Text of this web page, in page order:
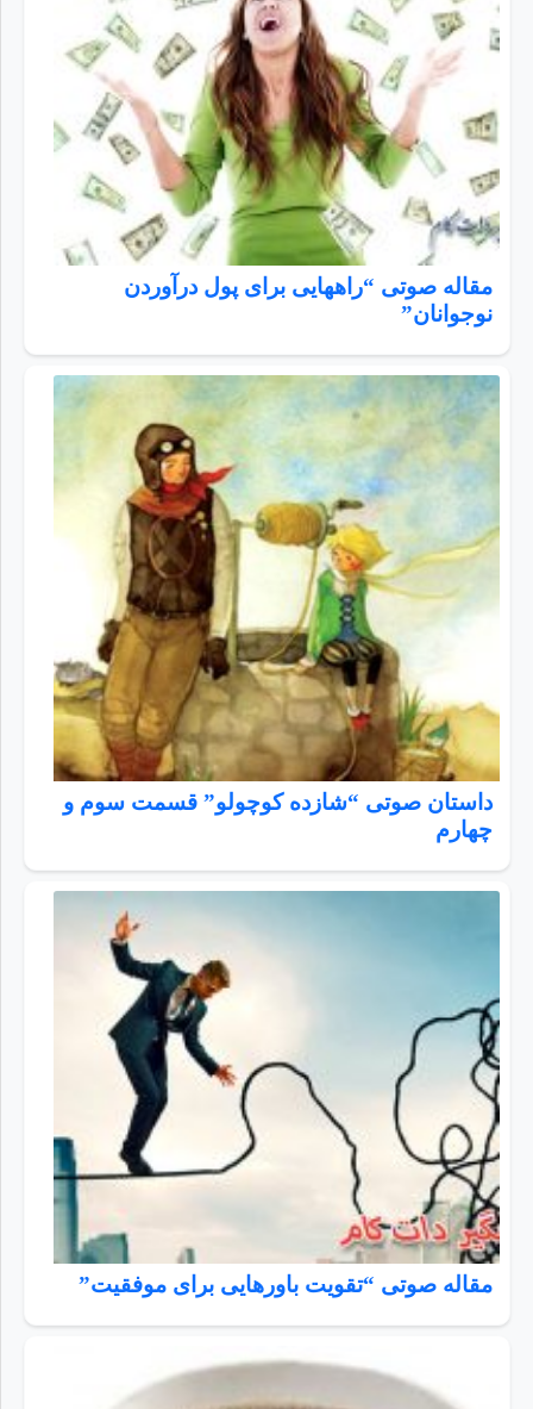
مقاله صوتی “راههایی برای پول درآوردن
نوجوانان”
داستان صوتی “شازده کوچولو” قسمت سوم و
چهارم
مقاله صوتی “تقویت باورهایی برای موفقیت”